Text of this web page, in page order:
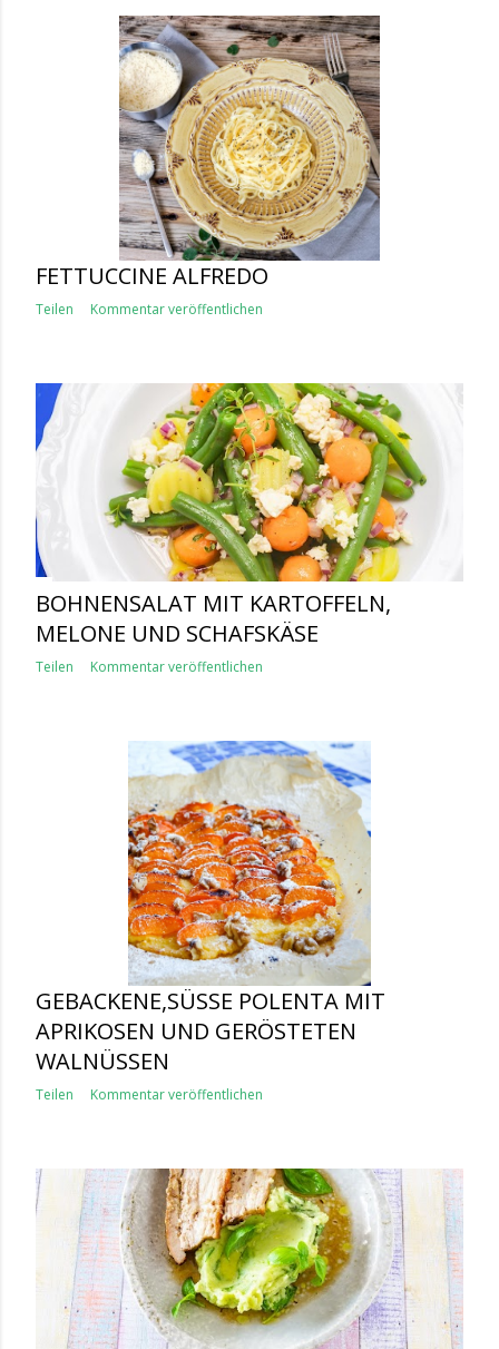
FETTUCCINE ALFREDO
Teilen Kommentar veröffentlichen
BOHNENSALAT MIT KARTOFFELN,
MELONE UND SCHAFSKÄSE
Teilen Kommentar veröffentlichen
GEBACKENE,SÜSSE POLENTA MIT A
PRIKOSEN UND GERÖSTETEN W
ALNÜSSEN
Teilen Kommentar veröffentlichen